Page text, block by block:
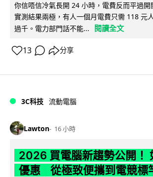
你信唔信冷氣長開 24 小時，電費反而平過開
實測結果兩極，有人一個月電費只需 118 元
過千。電力部門話不能...
閱讀全文
13 分享
3C科技 流動電腦
Lawton 16 小時
2026 買電腦新趨勢公開！
優惠 從極致便攜到電競標